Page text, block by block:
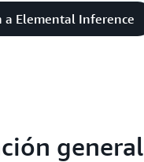
a Elemental Inference
general